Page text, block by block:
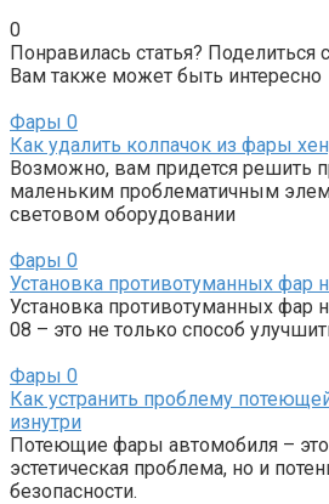
0
Понравилась статья? Поделиться
Вам также может быть интересно
Фары 0
Как удалить колпачок из фары
Возможно, вам придется решить
маленьким проблематичным
световом оборудовании
Фары 0
Установка противотуманных фар
Установка противотуманных фар
08 – это не только способ
Фары 0
Как устранить проблему
изнутри
Потеющие фары автомобиля – это
эстетическая проблема, но и
безопасности.